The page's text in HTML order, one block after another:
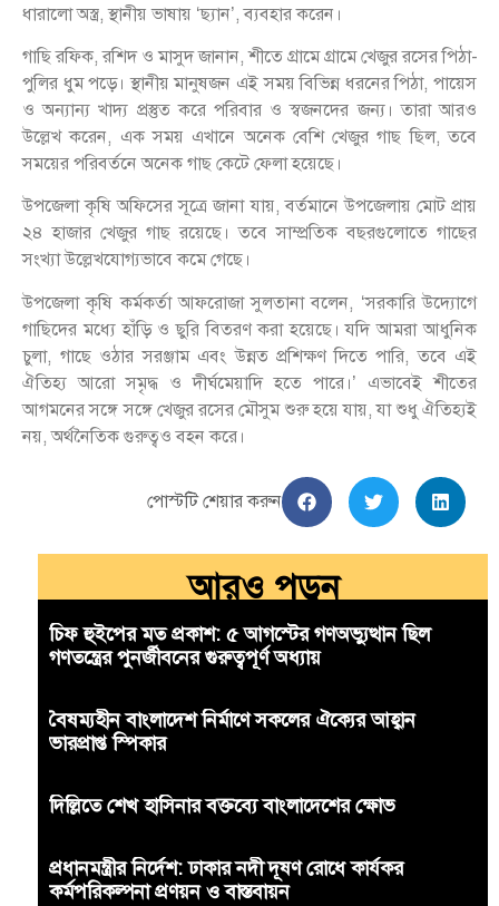
ধারালো অস্ত্র, স্থানীয় ভাষায় ‘ছ্যান’, ব্যবহার করেন।
গাছি রফিক, রশিদ ও মাসুদ জানান, শীতে গ্রামে গ্রামে খেজুর রসের পিঠা-
পুলির ধুম পড়ে। স্থানীয় মানুষজন এই সময় বিভিন্ন ধরনের পিঠা, পায়েস
ও অন্যান্য খাদ্য প্রস্তুত করে পরিবার ও স্বজনদের জন্য। তারা আরও
উল্লেখ করেন, এক সময় এখানে অনেক বেশি খেজুর গাছ ছিল, তবে
সময়ের পরিবর্তনে অনেক গাছ কেটে ফেলা হয়েছে।
উপজেলা কৃষি অফিসের সূত্রে জানা যায়, বর্তমানে উপজেলায় মোট প্রায়
২৪ হাজার খেজুর গাছ রয়েছে। তবে সাম্প্রতিক বছরগুলোতে গাছের
সংখ্যা উল্লেখযোগ্যভাবে কমে গেছে।
উপজেলা কৃষি কর্মকর্তা আফরোজা সুলতানা বলেন, ‘সরকারি উদ্যোগে
গাছিদের মধ্যে হাঁড়ি ও ছুরি বিতরণ করা হয়েছে। যদি আমরা আধুনিক
চুলা, গাছে ওঠার সরঞ্জাম এবং উন্নত প্রশিক্ষণ দিতে পারি, তবে এই
ঐতিহ্য আরো সমৃদ্ধ ও দীর্ঘমেয়াদি হতে পারে।’ এভাবেই শীতের
আগমনের সঙ্গে সঙ্গে খেজুর রসের মৌসুম শুরু হয়ে যায়, যা শুধু ঐতিহ্যই
নয়, অর্থনৈতিক গুরুত্বও বহন করে।
পোস্টটি শেয়ার করুন
আরও পড়ুন
চিফ হুইপের মত প্রকাশ: ৫ আগস্টের গণঅভ্যুত্থান ছিল
গণতন্ত্রের পুনর্জীবনের গুরুত্বপূর্ণ অধ্যায়
বৈষম্যহীন বাংলাদেশ নির্মাণে সকলের ঐক্যের আহ্বান
ভারপ্রাপ্ত স্পিকার
দিল্লিতে শেখ হাসিনার বক্তব্যে বাংলাদেশের ক্ষোভ
প্রধানমন্ত্রীর নির্দেশ: ঢাকার নদী দূষণ রোধে কার্যকর
কর্মপরিকল্পনা প্রণয়ন ও বাস্তবায়ন